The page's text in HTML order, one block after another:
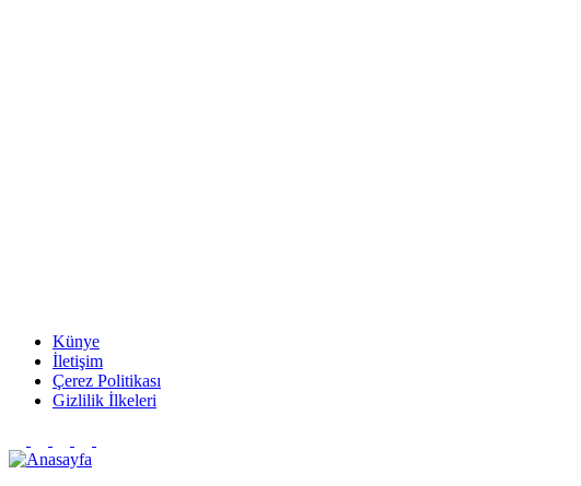
Künye
İletişim
Çerez Politikası
Gizlilik İlkeleri